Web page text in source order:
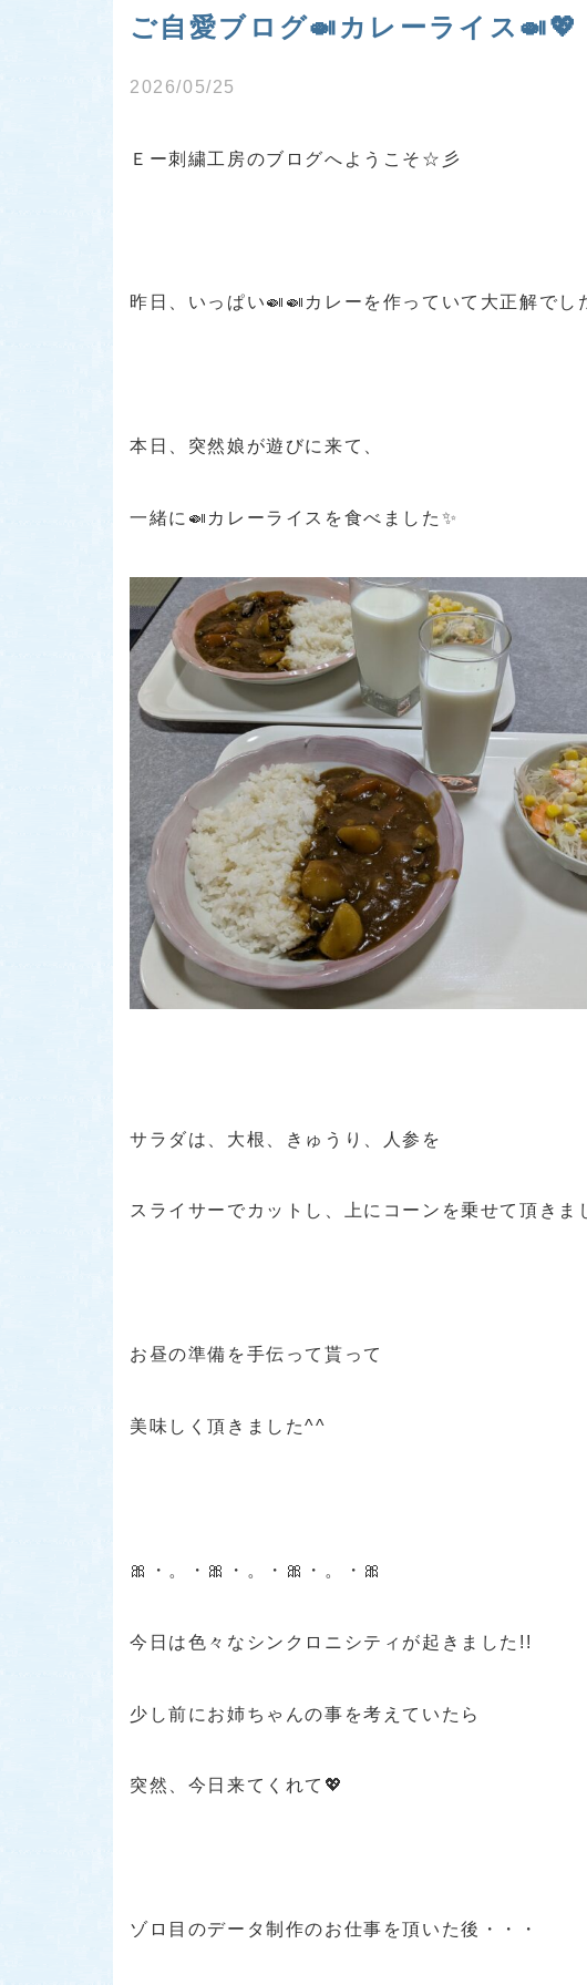
ご自愛ブログ🍛カレーライス🍛💖
2026/05/25
Ｅー刺繍工房のブログへようこそ☆彡
昨日、いっぱい🍛🍛カレーを作っていて大正解で
本日、突然娘が遊びに来て、
一緒に🍛カレーライスを食べました✨
サラダは、大根、きゅうり、人参を
スライサーでカットし、上にコーンを乗せて頂きま
お昼の準備を手伝って貰って
美味しく頂きました^^
🎀・。・🎀・。・🎀・。・🎀
今日は色々なシンクロニシティが起きました!!
少し前にお姉ちゃんの事を考えていたら
突然、今日来てくれて💖
ゾロ目のデータ制作のお仕事を頂いた後・・・